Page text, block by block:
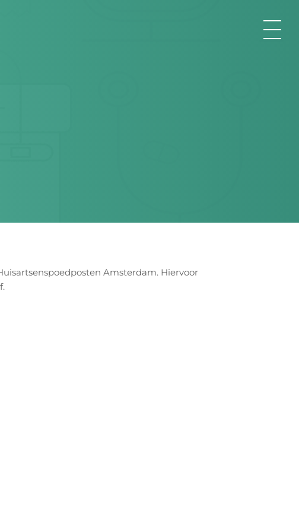
Amsterdam. Hiervoor